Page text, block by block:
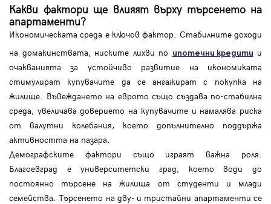
Какви фактори ще влияят върху търсенето на
апартаменти?
Икономическата среда е ключов фактор. Стабилните доходи
на домакинствата, ниските лихви по ипотечни кредити и
очакванията за устойчиво развитие на икономиката
стимулират купувачите да се ангажират с покупка на
жилище. Въвеждането на еврото също създава по‑стабилна
среда, увеличава доверието на купувачите и намалява риска
от валутни колебания, което допълнително поддържа
активността на пазара.
Демографските фактори също играят важна роля.
Благоевград е университетски град, което води до
постоянно търсене на жилища от студенти и млади
семейства. Търсенето на дву- и тристайни апартаменти се